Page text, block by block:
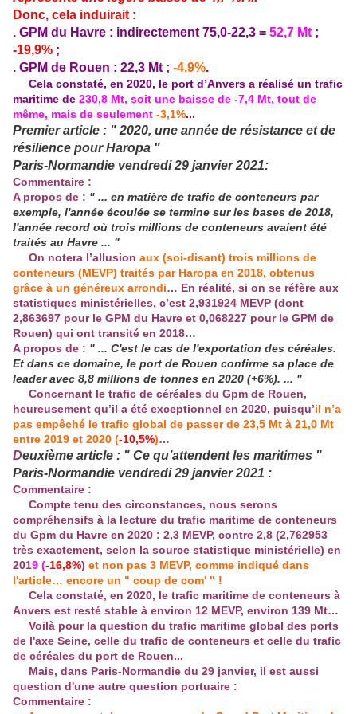
Donc, cela induirait :
. GPM du Havre : indirectement 75,0-22,3 = 52,7 Mt ;
-19,9% ;
. GPM de Rouen : 22,3 Mt ; -4,9%.
Cela constaté, en 2020, le port d’Anvers a réalisé un trafic
maritime de 230,8 Mt, soit une baisse de -7,4 Mt, tout de
même, mais de seulement -3,1%...
Premier article : " 2020, une année de résistance et de
résilience pour Haropa "
Paris-Normandie vendredi 29 janvier 2021:
Commentaire :
A propos de : " ... en matière de trafic de conteneurs par
exemple, l'année écoulée se termine sur les bases de 2018,
l'année record où trois millions de conteneurs avaient été
traités au Havre ... "
On notera l’allusion aux (soi-disant) trois millions de
conteneurs (MEVP) traités par Haropa en 2018, obtenus
grâce à un généreux arrondi… En réalité, si on se réfère aux
statistiques ministérielles, c’est 2,931924 MEVP (dont
2,863697 pour le GPM du Havre et 0,068227 pour le GPM de
Rouen) qui ont transité en 2018…
A propos de : " ... C'est le cas de l'exportation des céréales.
Et dans ce domaine, le port de Rouen confirme sa place de
leader avec 8,8 millions de tonnes en 2020 (+6%). ... "
Concernant le trafic de céréales du Gpm de Rouen,
heureusement qu’il a été exceptionnel en 2020, puisqu’il n’a
pas empêché le trafic global de passer de 23,5 Mt à 21,0 Mt
entre 2019 et 2020 (-10,5%)…
Deuxième article : " Ce qu’attendent les maritimes "
Paris-Normandie vendredi 29 janvier 2021 :
Commentaire :
Compte tenu des circonstances, nous serons
compréhensifs à la lecture du trafic maritime de conteneurs
du Gpm du Havre en 2020 : 2,3 MEVP, contre 2,8 (2,762953
très exactement, selon la source statistique ministérielle) en
2019 (-16,8%) et non pas 3 MEVP, comme indiqué dans
l'article… encore un " coup de com' " !
Cela constaté, en 2020, le trafic maritime de conteneurs à
Anvers est resté stable à environ 12 MEVP, environ 139 Mt…
Voilà pour la question du trafic maritime global des ports
de l'axe Seine, celle du trafic de conteneurs et celle du trafic
de céréales du port de Rouen...
Mais, dans Paris-Normandie du 29 janvier, il est aussi
question d'une autre question portuaire :
Commentaire :